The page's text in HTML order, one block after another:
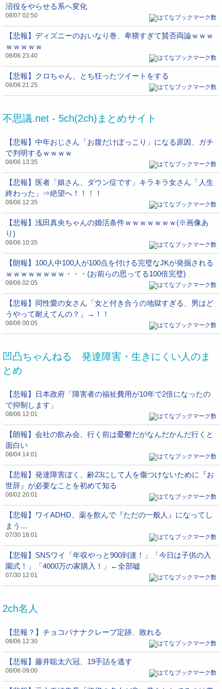
沼役をやらせる系へ変化
08/07 02:50
【悲報】ディズニーのおいなり巻、卑猥すぎて賛否両論ｗｗｗ
ｗｗｗｗｗ
08/06 23:40
【悲報】クロちゃん、とち狂ったツイートをする
08/06 21:25
不思議.net - 5ch(2ch)まとめサイト
【悲報】中年おじさん「お腹だけぽっこり」になる原因、ガチ
で判明するｗｗｗｗ
08/06 13:35
【悲報】医者「娘さん、ダウン症です」キラキラ女さん「人生
終わった」⇒絶望へ！！！！
08/06 12:35
【悲報】浅田真央ちゃんの婚活条件ｗｗｗｗｗｗｗ(※画像あ
り)
08/06 10:35
【朗報】100人中100人が100点を付ける完璧なJKが発掘される
ｗｗｗｗｗｗｗｗ・・・(お前らの思ってる100倍完璧)
08/06 02:05
【悲報】同性愛の女さん「女と付き合うの地獄すぎる、男はど
うやって耐えてんの？」→！！
08/06 00:05
凹凸ちゃんねる 発達障害・生きにくい人のま
とめ
【悲報】日本政府「障害者の福祉費用が10年で2倍になったの
で抑制します」
08/06 12:01
【朗報】会社の飲み会、行く前は憂鬱だがなんだかんだ行くと
面白い
08/04 14:01
【悲報】発達障害ぼく、齢23にして人を傷つけないために『お
世辞』が必要なことを初めて知る
08/02 20:01
【悲報】ワイADHD、薬を飲んで『ただの一般人』になってし
まう…
07/30 18:01
【悲報】SNSワイ「年収やっと900到達！」「今日は子供の入
園式！」「4000万の家購入！」←全部嘘
07/30 12:01
2ch名人
【悲報？】チョコバナナクレープ定跡、敗れる
08/06 12:30
【悲報】藤井聡太六冠、19手詰を逃す
08/06 09:00